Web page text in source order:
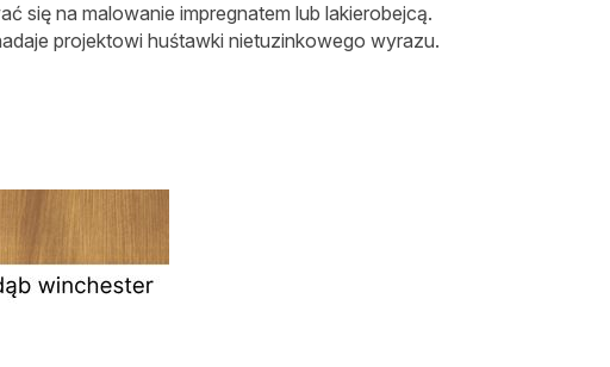
się na malowanie impregnatem lub lakierobejcą.
projektowi huśtawki nietuzinkowego wyrazu.